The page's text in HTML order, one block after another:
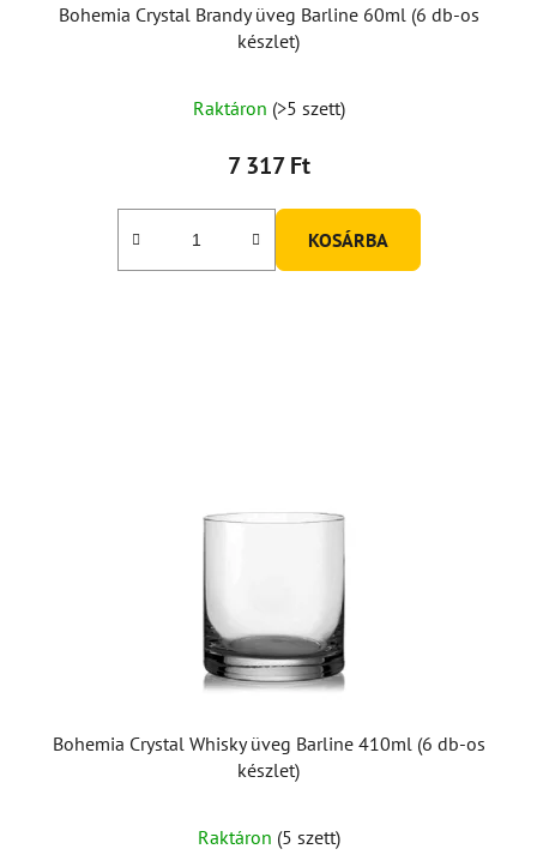
Bohemia Crystal Brandy üveg Barline 60ml (6 db-os
készlet)
Raktáron (>5 szett)
7 317 Ft
KOSÁRBA
Bohemia Crystal Whisky üveg Barline 410ml (6 db-os
készlet)
termék
Raktáron (5 szett)